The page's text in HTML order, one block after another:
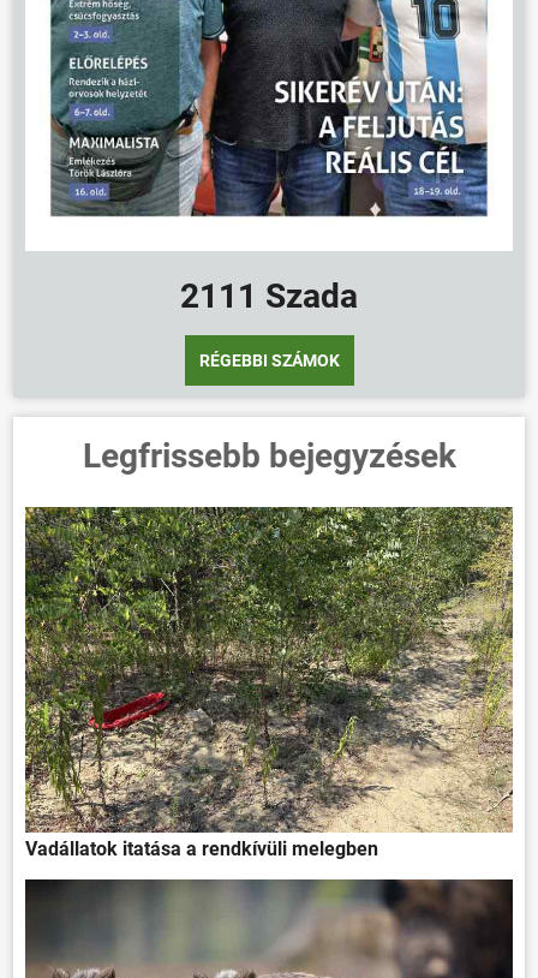
2111 Szada
RÉGEBBI SZÁMOK
Legfrissebb bejegyzések
Vadállatok itatása a rendkívüli melegben